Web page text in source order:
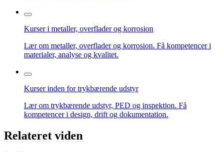
Kurser i metaller, overflader og korrosion
Lær om metaller, overflader og korrosion. Få kompetencer i
materialer, analyse og kvalitet.
Kurser inden for trykbærende udstyr
Lær om trykbærende udstyr, PED og inspektion. Få
kompetencer i design, drift og dokumentation.
Relateret viden